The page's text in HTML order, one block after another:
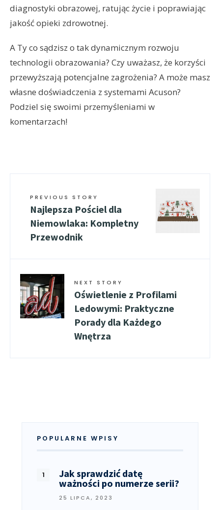
diagnostyki obrazowej, ratując życie i poprawiając
jakość opieki zdrowotnej.
A Ty co sądzisz o tak dynamicznym rozwoju
technologii obrazowania? Czy uważasz, że korzyści
przewyższają potencjalne zagrożenia? A może masz
własne doświadczenia z systemami Acuson?
Podziel się swoimi przemyśleniami w
komentarzach!
PREVIOUS STORY
Najlepsza Pościel dla
Niemowlaka: Kompletny
Przewodnik
NEXT STORY
Oświetlenie z Profilami
Ledowymi: Praktyczne
Porady dla Każdego
Wnętrza
POPULARNE WPISY
Jak sprawdzić datę
ważności po numerze serii?
25 LIPCA, 2023